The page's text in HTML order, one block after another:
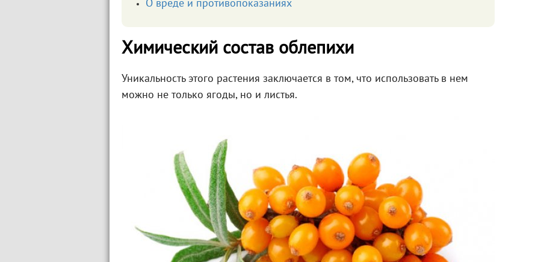
О вреде и противопоказаниях
Химический состав облепихи
Уникальность этого растения заключается в том, что использовать в нем
можно не только ягоды, но и листья.